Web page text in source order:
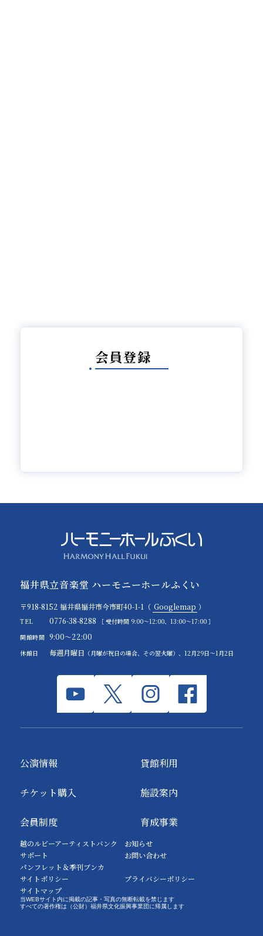
会員登録
福井県立音楽堂 ハーモニーホールふくい
〒918-8152 福井県福井市今市町40-1-1（ Googlemap ）
TEL 0776-38-8288
［ 受付時間 9:00～12:00、13:00～17:00 ］
開館時間 9:00～22:00
休館日 毎週月曜日 （月曜が祝日の場合、その翌火曜）、12月29日～1月2日
公演情報
チケット購入
会員制度
貸館利用
施設案内
育成事業
越のルビーアーティストバンク
サポート
パンフレット＆季刊ブンカ
お知らせ
お問い合わせ
サイトポリシー
プライバシーポリシー
サイトマップ
当WEBサイト内に掲載の記事・写真の無断転載を禁じます
すべての著作権は（公財）福井県文化振興事業団に帰属します